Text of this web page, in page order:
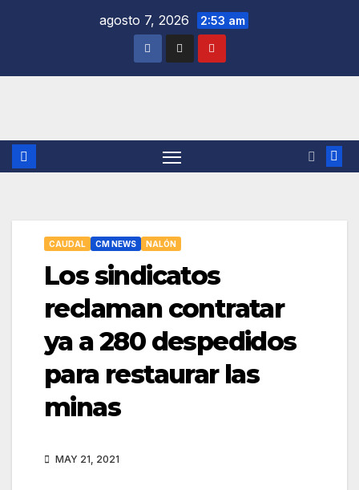
agosto 7, 2026 2:53 am
CAUDAL CM NEWS NALÓN
Los sindicatos
reclaman contratar
ya a 280 despedidos
para restaurar las
minas
MAY 21, 2021